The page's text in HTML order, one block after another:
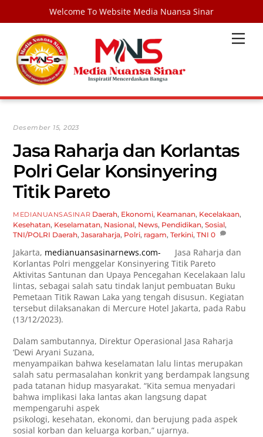
Welcome To Website Media Nuansa Sinar
content
Desember 15, 2023
Jasa Raharja dan Korlantas
Polri Gelar Konsinyering
Titik Pareto
MEDIANUANSASINAR Daerah, Ekonomi, Keamanan, Kecelakaan,
Kesehatan, Keselamatan, Nasional, News, Pendidikan,Sosial,
TNI/POLRI Daerah,Jasaraharja, Polri, ragam,Terkini,TNI 0
Jakarta, medianuansasinarnews.com- Jasa Raharja dan
Korlantas Polri menggelar Konsinyering Titik Pareto
Aktivitas Santunan dan Upaya Pencegahan Kecelakaan lalu
lintas, sebagai salah satu tindak lanjut pembuatan Buku
Pemetaan Titik Rawan Laka yang tengah disusun. Kegiatan
tersebut dilaksanakan di Mercure Hotel Jakarta, pada Rabu
(13/12/2023).
Dalam sambutannya, Direktur Operasional Jasa Raharja
‘Dewi Aryani Suzana,
menyampaikan bahwa keselamatan lalu lintas merupakan
salah satu permasalahan konkrit yang berdampak langsung
pada tatanan hidup masyarakat. “Kita semua menyadari
bahwa implikasi laka lantas akan langsung dapat
mempengaruhi aspek
psikologi, kesehatan, ekonomi, dan berujung pada aspek
sosial korban dan keluarga korban,” ujarnya.